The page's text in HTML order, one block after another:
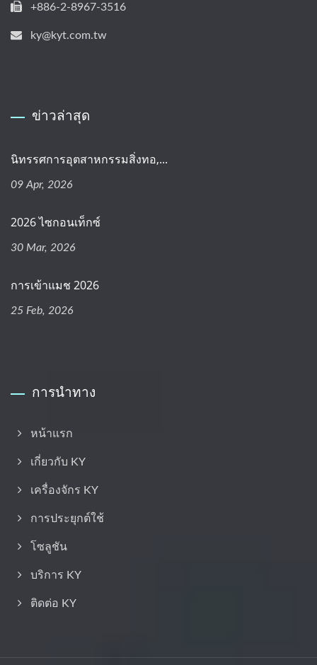
+886-2-8967-3516
ky@kyt.com.tw
ข่าวล่าสุด
นิทรรศการอุตสาหกรรมสิ่งทอ,...
09 Apr, 2026
2026 ไซกอนเท็กซ์
30 Mar, 2026
การเข้าแมช 2026
25 Feb, 2026
การนำทาง
หน้าแรก
เกี่ยวกับ KY
เครื่องจักร KY
การประยุกต์ใช้
โซลูชัน
บริการ KY
ติดต่อ KY